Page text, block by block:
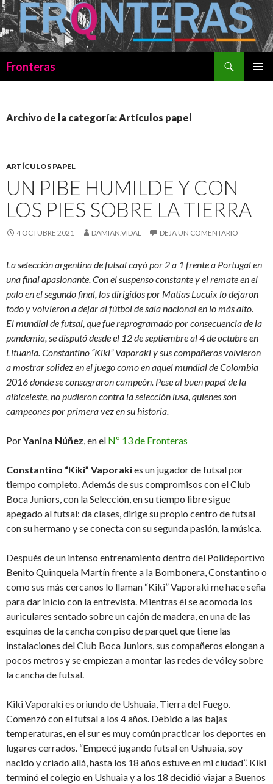
Fronteras
Archivo de la categoría: Artículos papel
ARTÍCULOS PAPEL
UN PIBE HUMILDE Y CON
LOS PIES SOBRE LA TIERRA
4 OCTUBRE 2021 DAMIAN.VIDAL DEJA UN COMENTARIO
La selección argentina de futsal cayó por 2 a 1 frente a Portugal en
una final apasionante. Con el suspenso constante y el remate en el
palo en el segundo final, los dirigidos por Matias Lucuix lo dejaron
todo y volvieron a dejar al fútbol de sala nacional en lo más alto.
El mundial de futsal, que fue reprogramado por consecuencia de la
pandemia, se disputó desde el 12 de septiembre al 4 de octubre en
Lituania. Constantino “Kiki” Vaporaki y sus compañeros volvieron
a mostrar solidez en el juego como en aquel mundial de Colombia
2016 donde se consagraron campeón. Pese al buen papel de la
albiceleste, no pudieron contra la selección lusa, quienes son
campeones por primera vez en su historia.
PorYanina Núñez, en el Nº 13 de Fronteras
Constantino “Kiki” Vaporakies un juga­dor de futsal por
tiempo completo. Además de sus compromisos con el Club
Boca Ju­niors, con la Selección, en su tiempo libre sigue
apegado al futsal: da clases, dirige su propio centro de futsal
con su hermano y se conecta con su segunda pasión, la música.
Después de un intenso entrenamiento den­tro del Polideportivo
Benito Quinquela Martín frente a la Bombonera, Constantino o
como sus más cercanos lo llaman “Kiki” Vaporaki me hace seña
para dar inicio con la entre­vista. Mientras él se acomoda los
auricula­res sentado sobre un cajón de madera, en una de las
esquinas de la cancha con piso de parquet que tiene las
instalaciones del Club Boca Juniors, sus compañeros elongan a
pocos metros y se empiezan a montar las redes de vóley sobre
la cancha de futsal.
Kiki Vaporaki es oriundo de Ushuaia, Tierra del Fuego.
Comenzó con el futsal a los 4 años. Debido a las bajas
temperaturas, en el sur es muy común practicar los deportes en
lugares cerrados. “Empecé jugando futsal en Ushuaia, soy
nacido y criado allá, hasta los 18 años estuve en mi ciudad”. Kiki
termi­nó el colegio en Ushuaia y a los 18 decidió viajar a Buenos